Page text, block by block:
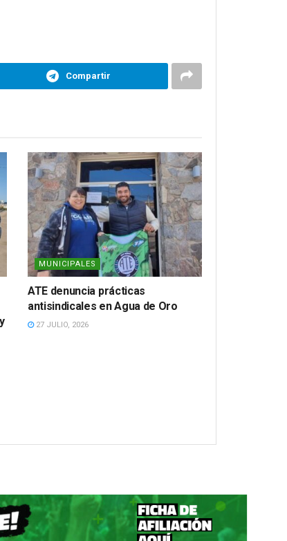
Compartir
MUNICIPALES
ATE denuncia prácticas
antisindicales en Agua de Oro
27 JULIO, 2026